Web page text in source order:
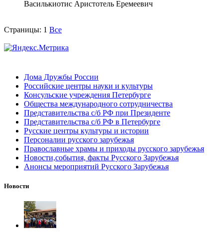
Василькиотис Аристотель Еремеевич
Страницы: 1 Все
Дома Дружбы России
Российские центры науки и культуры
Консульские учреждения Петербурге
Общества международного сотрудничества
Представительства с/б РФ при Президенте
Представительства с/б РФ в Петербурге
Русские центры культуры и истории
Персоналии русского зарубежья
Православные храмы и приходы русского зарубежья
Новости,события, факты Русского Зарубежья
Анонсы мероприятий Русского Зарубежья
Новости